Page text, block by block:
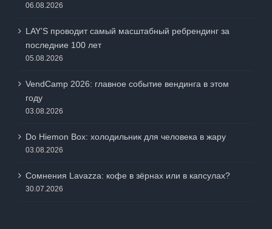
06.08.2026
LAY’S проводит самый масштабный ребрендинг за
последние 100 лет
05.08.2026
VendCamp 2026: главное событие вендинга в этом
году
03.08.2026
Do Hiemon Box: холодильник для человека в жару
03.08.2026
Сомнения Lavazza: кофе в зёрнах или в капсулах?
30.07.2026